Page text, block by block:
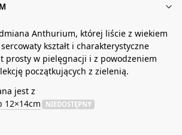
Anthurium, której liście z wiekiem
kształt i charakterystyczne
prosty w pielęgnacji i z powodzeniem
początkujących z zielenią.
jest z
12×14cm
NIEDOSTĘPNY